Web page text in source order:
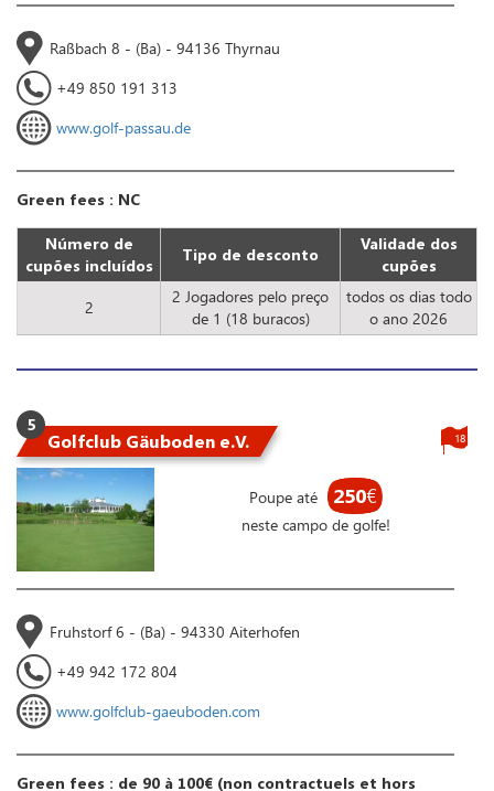
Raßbach 8 - (Ba) - 94136 Thyrnau
+49 850 191 313
www.golf-passau.de
Green fees : NC
Número de
cupões incluídos
Tipo de desconto
Validade dos
cupões
2
2 Jogadores pelo preço
de 1 (18 buracos)
todos os dias todo
o ano 2026
5
Golfclub Gäuboden e.V.
Poupe até 250€
neste campo de golfe!
18
Fruhstorf 6 - (Ba) - 94330 Aiterhofen
+49 942 172 804
www.golfclub-gaeuboden.com
Green fees : de 90 à 100€ (non contractuels et hors